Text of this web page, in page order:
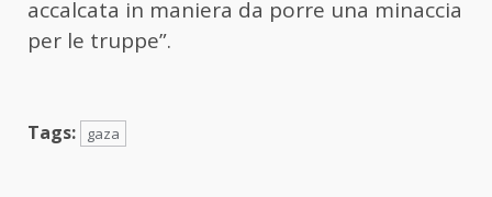
accalcata in maniera da porre una minaccia
per le truppe”.
Tags: gaza